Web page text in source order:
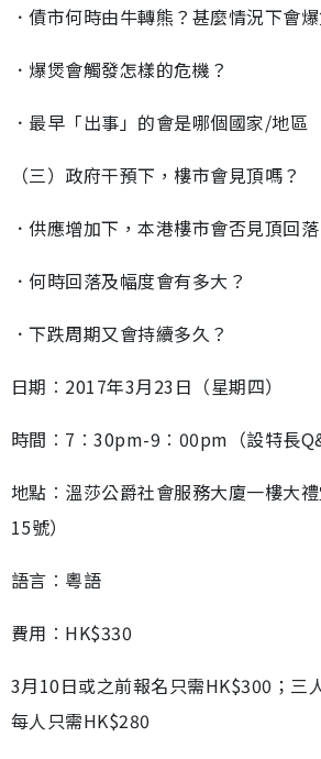
．債市何時由牛轉熊？甚麼情況下會爆
．爆煲會觸發怎樣的危機？
．最早「出事」的會是哪個國家/地區
（三）政府干預下，樓市會見頂嗎？
．供應增加下，本港樓市會否見頂回落
．何時回落及幅度會有多大？
．下跌周期又會持續多久？
日期︰2017年3月23日（星期四）
時間︰7︰30pm-9︰00pm（設特長
地點︰溫莎公爵社會服務大廈一樓大
15號）
語言︰粵語
費用︰HK$330
3月10日或之前報名只需HK$300；三
每人只需HK$280